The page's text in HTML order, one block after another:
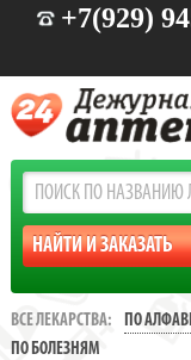
+7(929)
ВСЕ ЛЕКАРСТВА: ПО
ПО БОЛЕЗНЯМ